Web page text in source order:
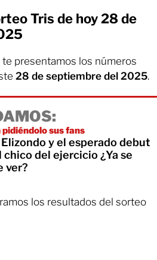
Tris de hoy 28 de
te presentamos los números
28 de septiembre del 2025.
sus fans
y el esperado debut
chico del ejercicio ¿Ya se
ver?
los resultados del sorteo